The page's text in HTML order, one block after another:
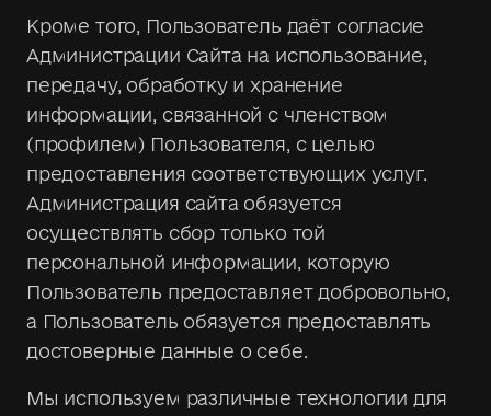
Кроме того, Пользователь даёт согласие
Администрации Сайта на использование,
передачу, обработку и хранение
информации, связанной с членством
(профилем) Пользователя, с целью
предоставления соответствующих услуг.
Администрация сайта обязуется
осуществлять сбор только той
персональной информации, которую
Пользователь предоставляет добровольно,
а Пользователь обязуется предоставлять
достоверные данные о себе.
Мы используем различные технологии для